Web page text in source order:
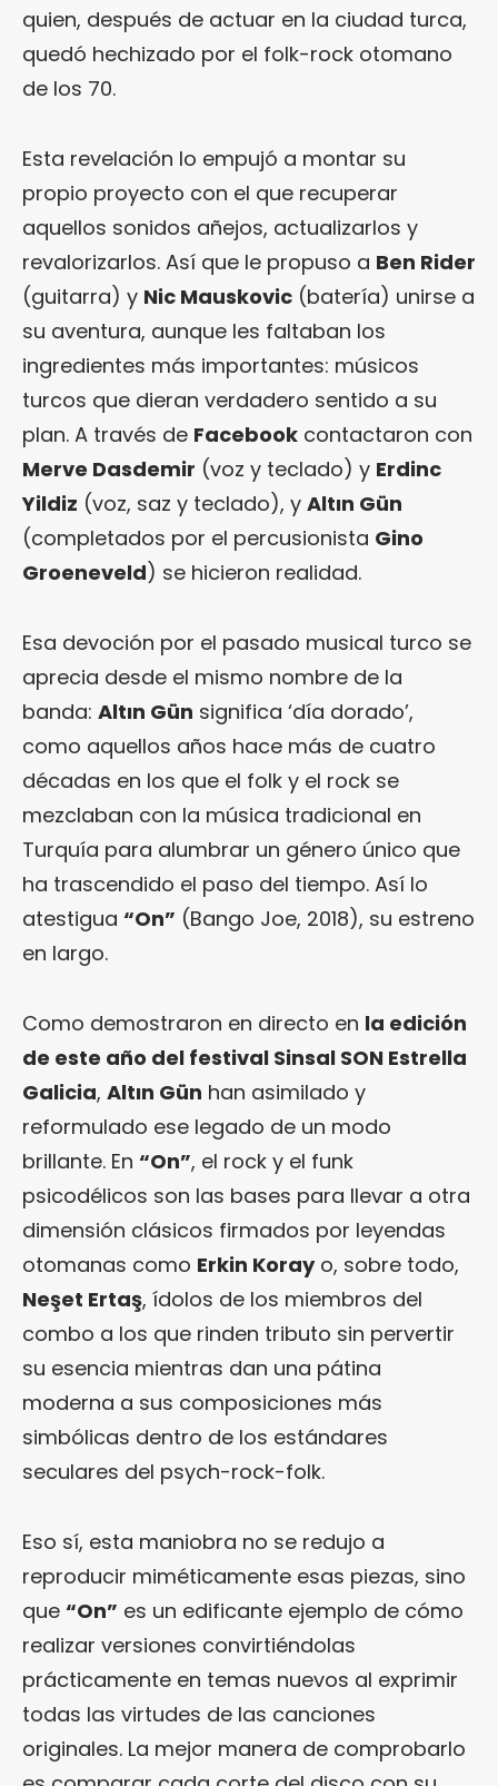
quien, después de actuar en la ciudad turca,
quedó hechizado por el folk-rock otomano
de los 70.
Esta revelación lo empujó a montar su
propio proyecto con el que recuperar
aquellos sonidos añejos, actualizarlos y
revalorizarlos. Así que le propuso a Ben Rider
(guitarra) y Nic Mauskovic (batería) unirse a
su aventura, aunque les faltaban los
ingredientes más importantes: músicos
turcos que dieran verdadero sentido a su
plan. A través de Facebook contactaron con
Merve Dasdemir (voz y teclado) y Erdinc
Yildiz (voz, saz y teclado), y Altın Gün
(completados por el percusionista Gino
Groeneveld) se hicieron realidad.
Esa devoción por el pasado musical turco se
aprecia desde el mismo nombre de la
banda: Altın Gün significa ‘día dorado’,
como aquellos años hace más de cuatro
décadas en los que el folk y el rock se
mezclaban con la música tradicional en
Turquía para alumbrar un género único que
ha trascendido el paso del tiempo. Así lo
atestigua “On” (Bango Joe, 2018), su estreno
en largo.
Como demostraron en directo en la edición
de este año del festival Sinsal SON Estrella
Galicia, Altın Gün han asimilado y
reformulado ese legado de un modo
brillante. En “On”, el rock y el funk
psicodélicos son las bases para llevar a otra
dimensión clásicos firmados por leyendas
otomanas como Erkin Korayo, sobre todo,
Neşet Ertaş, ídolos de los miembros del
combo a los que rinden tributo sin pervertir
su esencia mientras dan una pátina
moderna a sus composiciones más
simbólicas dentro de los estándares
seculares del psych-rock-folk.
Eso sí, esta maniobra no se redujo a
reproducir miméticamente esas piezas, sino
que “On” es un edificante ejemplo de cómo
realizar versiones convirtiéndolas
prácticamente en temas nuevos al exprimir
todas las virtudes de las canciones
originales. La mejor manera de comprobarlo